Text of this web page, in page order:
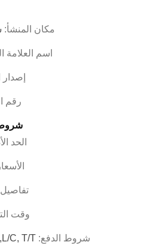
مكان المنشأ:
اسم العلامة
رقم
الحد
وقت
شروط الدفع: L/C, T/T, ويسترن يونيون